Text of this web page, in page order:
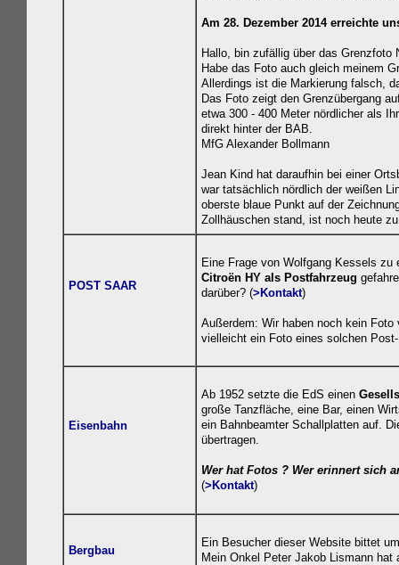
Am 28. Dezember 2014 erreichte
Hallo, bin zufällig über das
Habe das Foto auch gleich meinem
Allerdings ist die Markierung falsch,
Das Foto zeigt den Grenzübergang
etwa 300 - 400 Meter nördlicher als
direkt hinter der BAB.
MfG Alexander Bollmann
Jean Kind hat daraufhin bei einer
war tatsächlich nördlich der weißen
oberste blaue Punkt auf der
Zollhäuschen stand, ist noch heute
POST SAAR
Eine Frage von Wolfgang Kessels
Citroën HY als Postfahrzeug
darüber? (>Kontakt)
Außerdem: Wir haben noch kein
vielleicht ein Foto eines solchen
Eisenbahn
Ab 1952 setzte die EdS einen
große Tanzfläche, eine Bar, einen
ein Bahnbeamter Schallplatten auf.
übertragen.
Wer hat Fotos ? Wer erinnert sich
(>Kontakt)
Bergbau
Ein Besucher dieser Website bittet
Mein Onkel Peter Jakob Lismann